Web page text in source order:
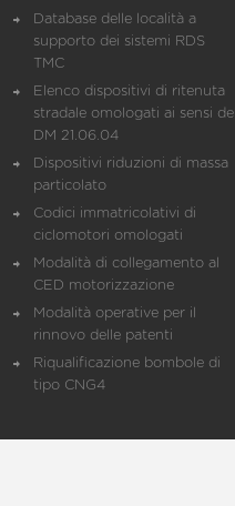
Database delle località a
supporto dei sistemi RDS
TMC
Elenco dispositivi di ritenuta
stradale omologati ai sensi del
DM 21.06.04
Dispositivi riduzioni di massa
particolato
Codici immatricolativi di
ciclomotori omologati
Modalità di collegamento al
CED motorizzazione
Modalità operative per il
rinnovo delle patenti
Riqualificazione bombole di
tipo CNG4